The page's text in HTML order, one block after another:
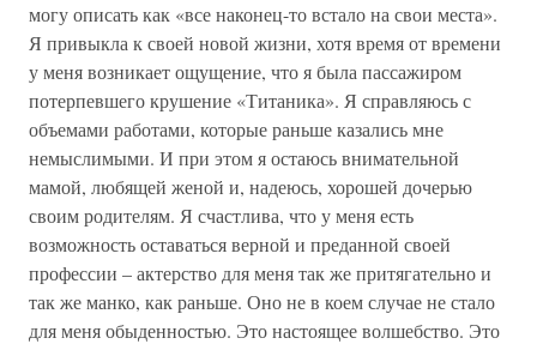
могу описать как «все наконец-то встало на свои места».
Я привыкла к своей новой жизни, хотя время от времени
у меня возникает ощущение, что я была пассажиром
потерпевшего крушение «Титаника». Я справляюсь с
объемами работами, которые раньше казались мне
немыслимыми. И при этом я остаюсь внимательной
мамой, любящей женой и, надеюсь, хорошей дочерью
своим родителям. Я счастлива, что у меня есть
возможность оставаться верной и преданной своей
профессии – актерство для меня так же притягательно и
так же манко, как раньше. Оно не в коем случае не стало
для меня обыденностью. Это настоящее волшебство. Это